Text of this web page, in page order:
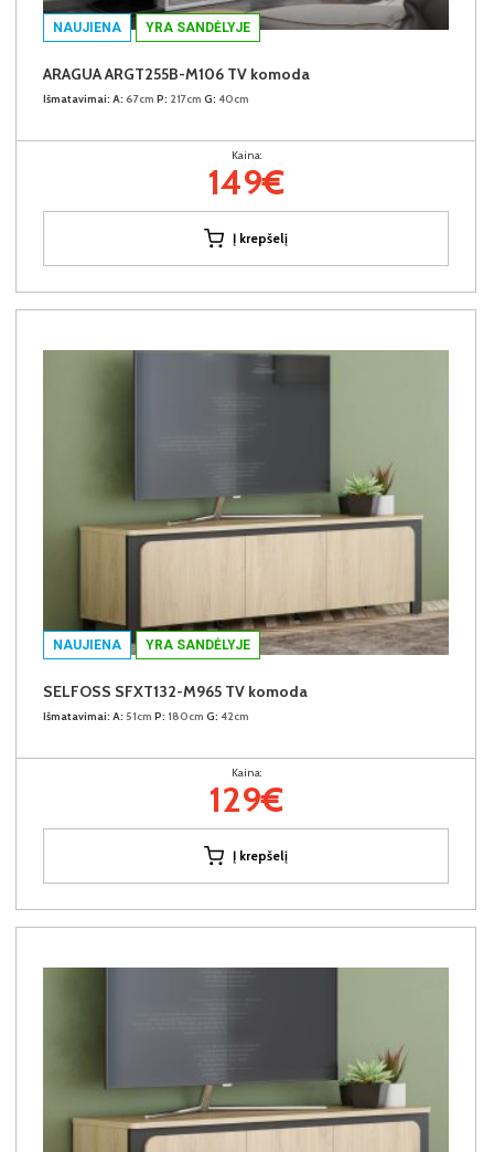
NAUJIENA YRA SANDĖLYJE
ARAGUA ARGT255B-M106 TV komoda
Išmatavimai: A: 67cm P: 217cm G: 40cm
Kaina:
149€
Į krepšelį
NAUJIENA YRA SANDĖLYJE
SELFOSS SFXT132-M965 TV komoda
Išmatavimai: A: 51cm P: 180cm G: 42cm
Kaina:
129€
Į krepšelį